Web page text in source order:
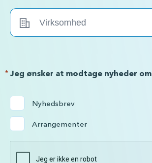
Jeg ønsker at modtage nyheder om
*
Nyhedsbrev
Arrangementer